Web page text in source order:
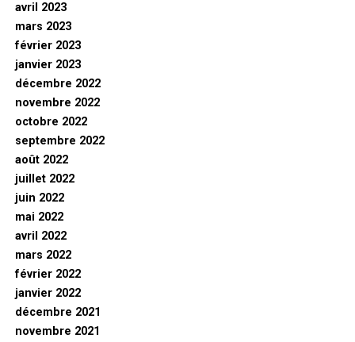
avril 2023
mars 2023
février 2023
janvier 2023
décembre 2022
novembre 2022
octobre 2022
septembre 2022
août 2022
juillet 2022
juin 2022
mai 2022
avril 2022
mars 2022
février 2022
janvier 2022
décembre 2021
novembre 2021